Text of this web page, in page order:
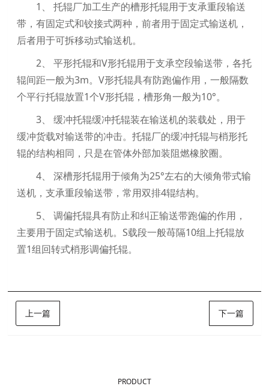
1、 托辊厂加工生产的槽形托辊用于支承重段输送
带，有固定式和铰接式两种，前者用于固定式输送机，
后者用于可拆移动式输送机。
2、 平形托辊和V形托辊用于支承空段输送带，各托
辊间距一般为3m。V形托辊具有防跑偏作用，一般隔数
个平行托辊放置1个V形托辊，槽形角一般为10°。
3、 缓冲托辊缓冲托辊装在输送机的装载处，用于
缓冲货载对输送带的冲击。托辊厂的缓冲托辊与梢形托
辊的结构相同，只是在管体外部加装阻燃橡胶圈。
4、 深槽形托辊用于倾角为25°左右的大倾角带式输
送机，支承重段输送带，常用双排4辊结构。
5、 调偏托辊具有防止和纠正输送带跑偏的作用，
主要用于固定式输送机。S载段一般苺隔10组上托辊放
置1组回转式梢形调偏托辊。
上一篇 下一篇
PRODUCT